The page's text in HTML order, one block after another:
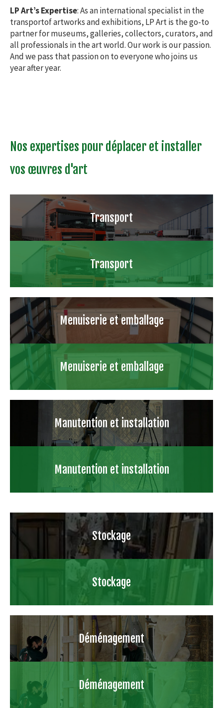
LP Art’s Expertise: As an international specialist in the
transportof artworks and exhibitions, LP Art is the go-to
partner for museums, galleries, collectors, curators, and
all professionals in the art world. Our work is our passion.
And we pass that passion on to everyone who joins us
year after year.
Nos expertises pour déplacer et installer
vos œuvres d'art
Transport
Transport
Menuiserie et emballage
Menuiserie et emballage
Manutention et installation
Manutention et installation
Stockage
Stockage
Déménagement
Déménagement